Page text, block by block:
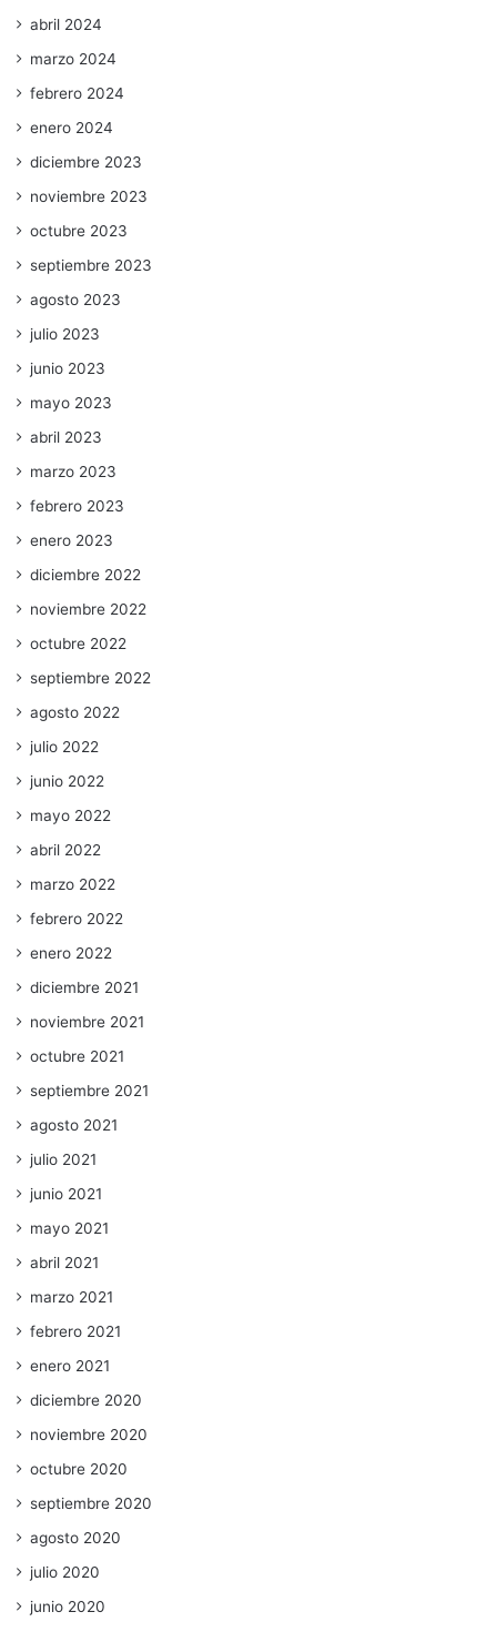
abril 2024
marzo 2024
febrero 2024
enero 2024
diciembre 2023
noviembre 2023
octubre 2023
septiembre 2023
agosto 2023
julio 2023
junio 2023
mayo 2023
abril 2023
marzo 2023
febrero 2023
enero 2023
diciembre 2022
noviembre 2022
octubre 2022
septiembre 2022
agosto 2022
julio 2022
junio 2022
mayo 2022
abril 2022
marzo 2022
febrero 2022
enero 2022
diciembre 2021
noviembre 2021
octubre 2021
septiembre 2021
agosto 2021
julio 2021
junio 2021
mayo 2021
abril 2021
marzo 2021
febrero 2021
enero 2021
diciembre 2020
noviembre 2020
octubre 2020
septiembre 2020
agosto 2020
julio 2020
junio 2020